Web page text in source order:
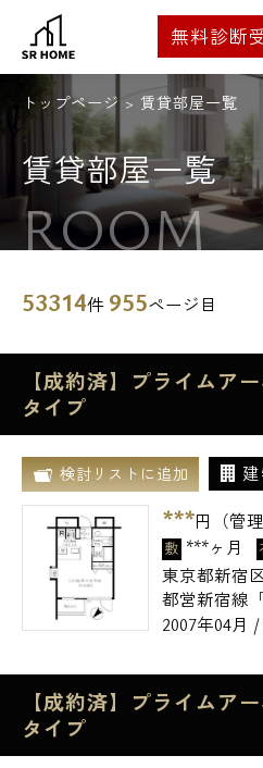
無料診断
トップページ 賃貸部屋一覧
賃貸部屋一覧
ROOM
53314件 955ページ目
【成約済】プライムア
タイプ
検討リストに追加
***円（管
敷 ***ヶ月
東京都新宿
都営新宿線
2007年04月 /
【成約済】プライムア
タイプ